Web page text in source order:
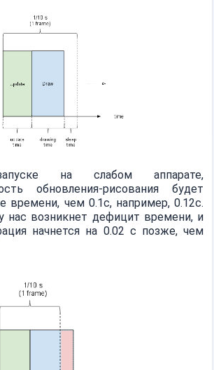
на слабом аппарате,
обновления-рисования будет
времени, чем 0.1с, например, 0.12с.
нас возникнет дефицит времени, и
начнется на 0.02 с позже, чем